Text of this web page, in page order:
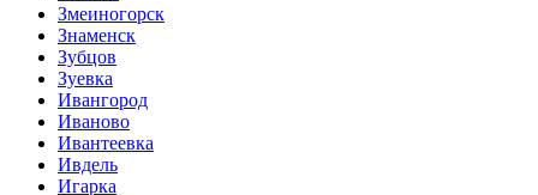
Змеиногорск
Знаменск
Зубцов
Зуевка
Ивангород
Иваново
Ивантеевка
Ивдель
Игарка